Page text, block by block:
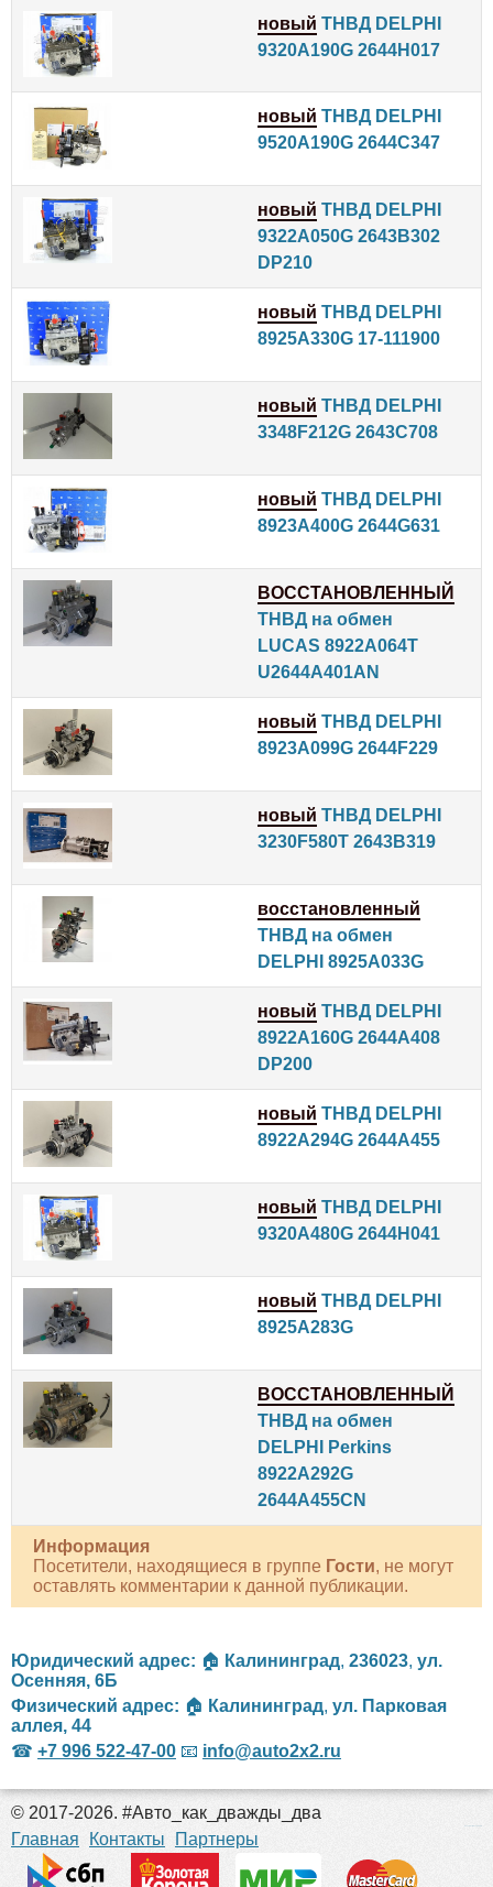
новый ТНВД DELPHI
9320A190G 2644H017
новый ТНВД DELPHI
9520A190G 2644C347
новый ТНВД DELPHI
9322A050G 2643B302
DP210
новый ТНВД DELPHI
8925A330G 17-111900
новый ТНВД DELPHI
3348F212G 2643C708
новый ТНВД DELPHI
8923A400G 2644G631
ВОССТАНОВЛЕННЫЙ
ТНВД на обмен
LUCAS 8922A064T
U2644A401AN
новый ТНВД DELPHI
8923A099G 2644F229
новый ТНВД DELPHI
3230F580T 2643B319
восстановленный
ТНВД на обмен
DELPHI 8925A033G
новый ТНВД DELPHI
8922A160G 2644A408
DP200
новый ТНВД DELPHI
8922A294G 2644A455
новый ТНВД DELPHI
9320A480G 2644H041
новый ТНВД DELPHI
8925A283G
ВОССТАНОВЛЕННЫЙ
ТНВД на обмен
DELPHI Perkins
8922A292G
2644A455CN
Информация
Посетители, находящиеся в группе Гости, не могут
оставлять комментарии к данной публикации.
Юридический адрес: 🏠 Калининград, 236023, ул.
Осенняя, 6Б
Физический адрес: 🏠 Калининград, ул. Парковая
аллея, 44
☎ +7 996 522-47-00 📧 info@auto2x2.ru
© 2017-2026. #Авто_как_дважды_два
Главная
Контакты Партнеры